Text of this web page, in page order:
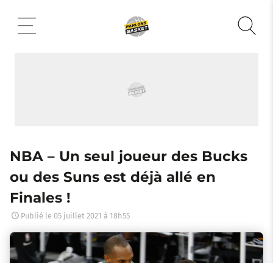
contenu
NBA – Un seul joueur des Bucks
ou des Suns est déjà allé en
Finales !
Publié le 05 juillet 2021 à 18h55